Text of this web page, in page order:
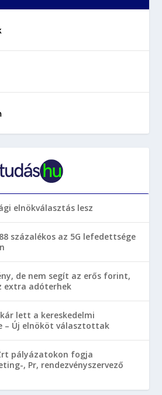
elnökválasztás lesz
százalékos az 5G lefedettsége
de nem segít az erős forint,
extra adóterhek
lett a kereskedelmi
– Új elnököt választottak
pályázatokon fogja
, Pr, rendezvényszervező